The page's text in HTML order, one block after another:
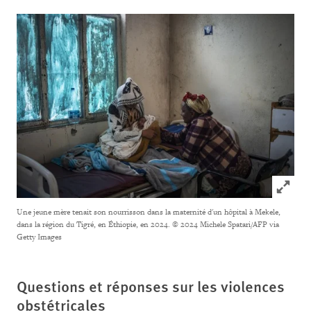
Click
Une jeune mère tenait son nourrisson dans la maternité d'un hôpital à Mekele,
dans la région du Tigré, en Éthiopie, en 2024. © 2024 Michele Spatari/AFP via
Getty Images
Questions et réponses sur les violences
obstétricales